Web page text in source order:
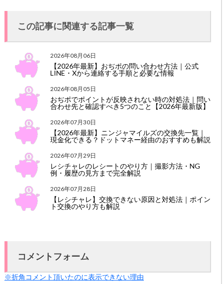
この記事に関連する記事一覧
2026年08月06日
【2026年最新】おぢポの問い合わせ方法｜公式
LINE・Xから連絡する手順と必要な情報
2026年08月05日
おぢポでポイントが反映されない時の対処法｜問い
合わせ先と確認すべき5つのこと【2026年最新版】
2026年07月30日
【2026年最新】ニンジャマイルズの交換先一覧｜
現金化できる？ドットマネー経由のおすすめも解説
2026年07月29日
レシチャレのレシートのやり方｜撮影方法・NG
例・履歴の見方まで完全解説
2026年07月28日
【レシチャレ】交換できない原因と対処法｜ポイン
ト交換のやり方も解説
コメントフォーム
※折角コメント頂いたのに表示できない理由